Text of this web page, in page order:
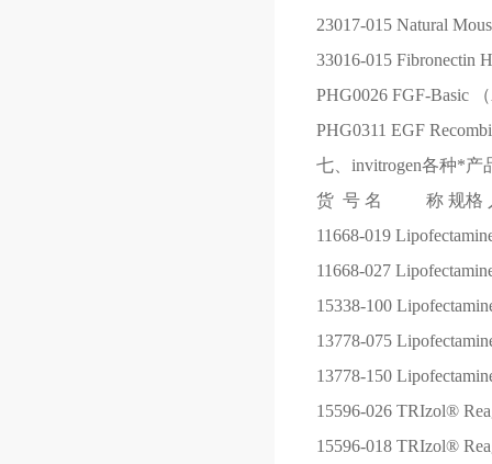
23017-015 Natural
33016-015 Fibronectin
PHG0026 FGF-Basic
PHG0311 EGF
七、invitrogen各种*产
货 号 名 称 规格
11668-019
11668-027
15338-100
13778-075
13778-150
15596-026 TRIzol®
15596-018 TRIzol®